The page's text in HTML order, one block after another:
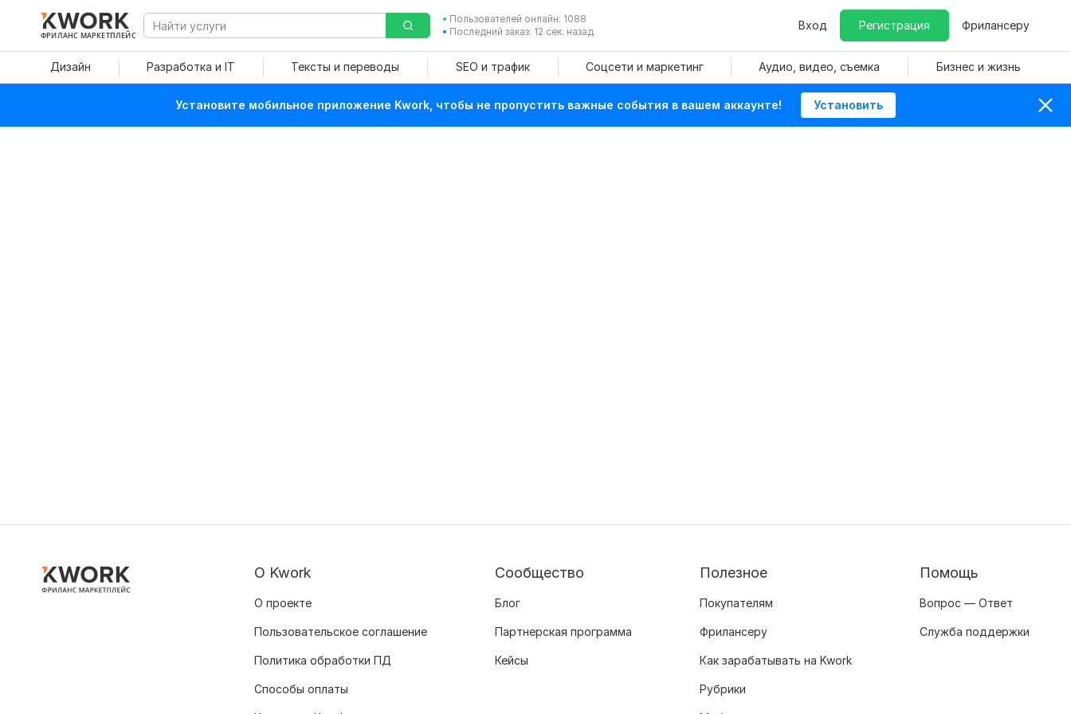
ФРИЛАНС МАРКЕТПЛЕЙС
Пользователей онлайн: 1088
Последний заказ: 12 сек. назад
Вход Регистрация Фрилансеру
Дизайн Разработка и IT Тексты и переводы SEO и трафик Соцсети и маркетинг Аудио, видео, съемка Бизнес и жизнь
Установите мобильное приложение Kwork, чтобы не пропустить важные события в вашем аккаунте! Установить
О Kwork
О проекте
Пользовательское соглашение
Политика обработки ПД
Способы оплаты
Сообщество
Блог
Партнерская программа
Кейсы
Полезное
Покупателям
Фрилансеру
Как зарабатывать на Kwork
Рубрики
Помощь
Вопрос — Ответ
Служба поддержки